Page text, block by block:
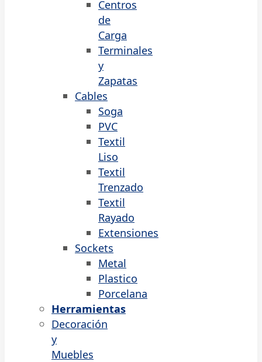
Centros
de
Carga
Terminales
y
Zapatas
Cables
Soga
PVC
Textil
Liso
Textil
Trenzado
Textil
Rayado
Extensiones
Sockets
Metal
Plastico
Porcelana
Herramientas
Decoración
y
Muebles